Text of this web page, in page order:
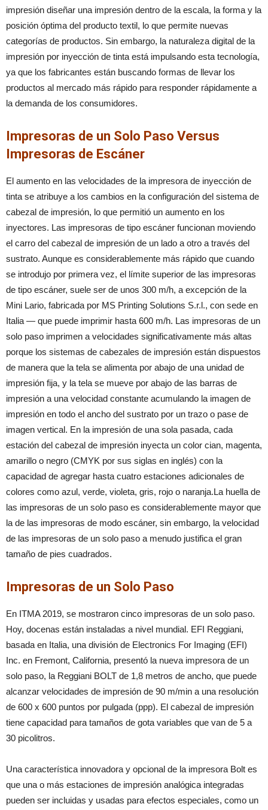
impresión diseñar una impresión dentro de la escala, la forma y la
posición óptima del producto textil, lo que permite nuevas
categorías de productos. Sin embargo, la naturaleza digital de la
impresión por inyección de tinta está impulsando esta tecnología,
ya que los fabricantes están buscando formas de llevar los
productos al mercado más rápido para responder rápidamente a
la demanda de los consumidores.
Impresoras de un Solo Paso Versus
Impresoras de Escáner
El aumento en las velocidades de la impresora de inyección de
tinta se atribuye a los cambios en la configuración del sistema de
cabezal de impresión, lo que permitió un aumento en los
inyectores. Las impresoras de tipo escáner funcionan moviendo
el carro del cabezal de impresión de un lado a otro a través del
sustrato. Aunque es considerablemente más rápido que cuando
se introdujo por primera vez, el límite superior de las impresoras
de tipo escáner, suele ser de unos 300 m/h, a excepción de la
Mini Lario, fabricada por MS Printing Solutions S.r.l., con sede en
Italia — que puede imprimir hasta 600 m/h. Las impresoras de un
solo paso imprimen a velocidades significativamente más altas
porque los sistemas de cabezales de impresión están dispuestos
de manera que la tela se alimenta por abajo de una unidad de
impresión fija, y la tela se mueve por abajo de las barras de
impresión a una velocidad constante acumulando la imagen de
impresión en todo el ancho del sustrato por un trazo o pase de
imagen vertical. En la impresión de una sola pasada, cada
estación del cabezal de impresión inyecta un color cian, magenta,
amarillo o negro (CMYK por sus siglas en inglés) con la
capacidad de agregar hasta cuatro estaciones adicionales de
colores como azul, verde, violeta, gris, rojo o naranja.La huella de
las impresoras de un solo paso es considerablemente mayor que
la de las impresoras de modo escáner, sin embargo, la velocidad
de las impresoras de un solo paso a menudo justifica el gran
tamaño de pies cuadrados.
Impresoras de un Solo Paso
En ITMA 2019, se mostraron cinco impresoras de un solo paso.
Hoy, docenas están instaladas a nivel mundial. EFI Reggiani,
basada en Italia, una división de Electronics For Imaging (EFI)
Inc. en Fremont, California, presentó la nueva impresora de un
solo paso, la Reggiani BOLT de 1,8 metros de ancho, que puede
alcanzar velocidades de impresión de 90 m/min a una resolución
de 600 x 600 puntos por pulgada (ppp). El cabezal de impresión
tiene capacidad para tamaños de gota variables que van de 5 a
30 picolitros.
Una característica innovadora y opcional de la impresora Bolt es
que una o más estaciones de impresión analógica integradas
pueden ser incluidas y usadas para efectos especiales, como un